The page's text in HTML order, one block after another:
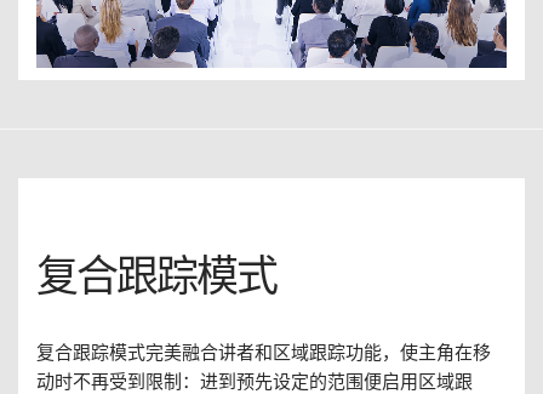
复合跟踪模式
复合跟踪模式完美融合讲者和区域跟踪功能，使主角在移
动时不再受到限制：进到预先设定的范围便启用区域跟